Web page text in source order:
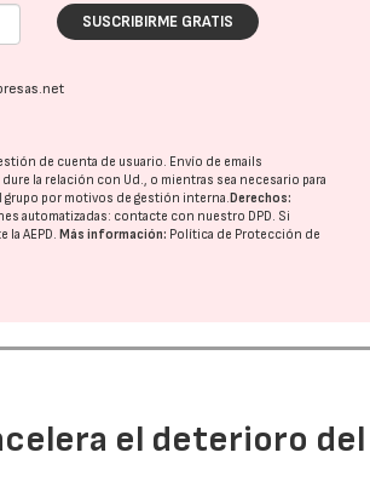
SUSCRIBIRME GRATIS
de cuenta de usuario. Envío de emails
la relación con Ud., o mientras sea necesario para
grupo por motivos de gestión interna. Derechos:
automatizadas: contacte con nuestro DPD. Si
laAEPD. Más información: Política de Protección de
el deterioro del